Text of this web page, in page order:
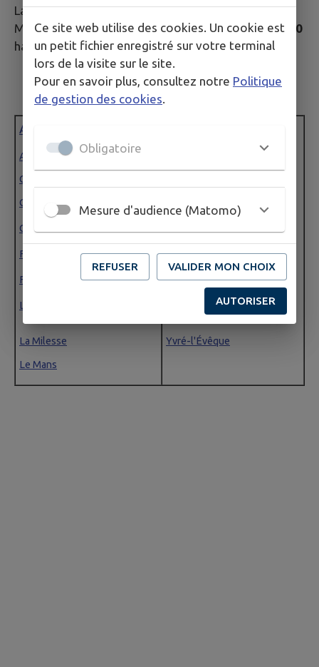
La population cumulée des 20 communes de Le
Mans Métropole, au 1er janvier 2024 est de210 410
habitants.
Allonnes
Arnage
Champagné
Chaufour-notre-Dame
Coulaines
Fatines
Fay
La Chapelle-Saint-Aubin
La Milesse
Le Mans
Pruillé-le-Chétif
Ruaudin
Saint-Saturnin
Saint-Georges-du-Bois
Yvré-l'Évêque
Ce site web utilise des cookies. Un cookie est
un petit fichier enregistré sur votre terminal
lors de la visite sur le site.
Pour en savoir plus, consultez notre Politique
de gestion des cookies.
Obligatoire
Mesure d'audience (Matomo)
REFUSER VALIDER MON CHOIX
AUTORISER